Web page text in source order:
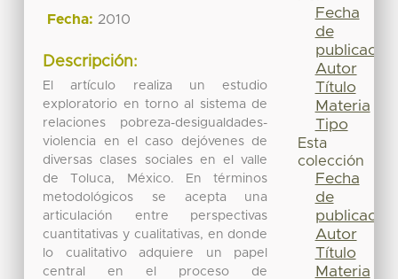
Fecha: 2010
Descripción:
El artículo realiza un estudio
exploratorio en torno al sistema de
relaciones pobreza-desigualdades-
violencia en el caso dejóvenes de
diversas clases sociales en el valle
de Toluca, México. En términos
metodológicos se acepta una
articulación entre perspectivas
cuantitativas y cualitativas, en donde
lo cualitativo adquiere un papel
central en el proceso de
Fecha
de
publicación
Autor
Título
Materia
Tipo
Esta
colección
Fecha
de
publicación
Autor
Título
Materia